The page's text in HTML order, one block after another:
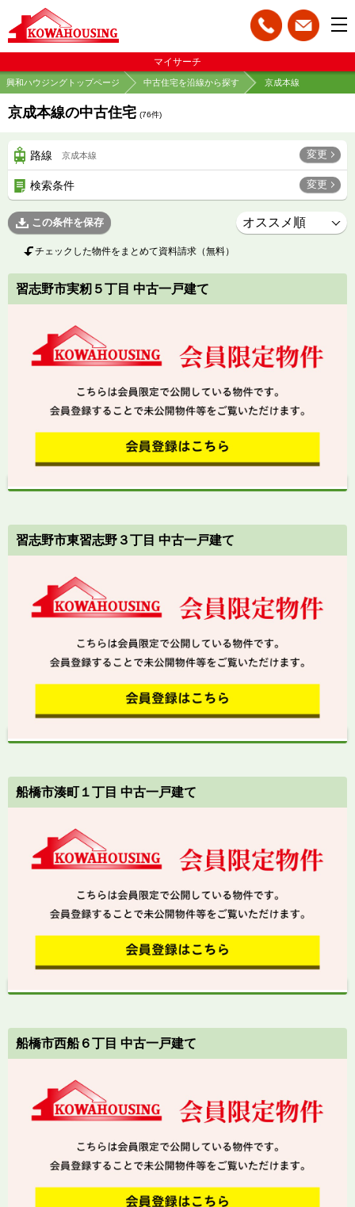
マイサーチ
興和ハウジングトップページ 中古住宅を沿線から探す 京成本線
京成本線の中古住宅 (76件)
路線 京成本線 変更
検索条件 変更
この条件を保存
チェックした物件をまとめて資料請求（無料）
習志野市実籾５丁目 中古一戸建て
習志野市東習志野３丁目 中古一戸建て
船橋市湊町１丁目 中古一戸建て
船橋市西船６丁目 中古一戸建て